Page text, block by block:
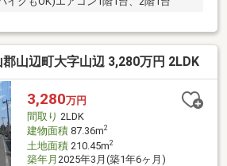
山辺町大字山辺 3,280万円 2LDK
3,280万円
間取り 2LDK
建物面積87.36m2
土地面積210.45m2
築年月 2025年3月(築1年6ヶ月)